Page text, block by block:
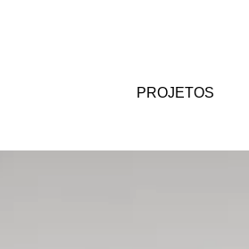
PROJETOS